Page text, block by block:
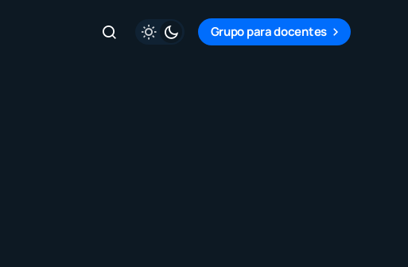
Grupo para docentes